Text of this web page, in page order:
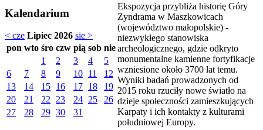
Kalendarium
< cze Lipiec 2026 sie >
pon wto śro czw pią sob nie
1
2 3 4
5
6
7 8 9 10 11
12
13
14 15 16 17 18
19
20
21 22 23 24 25
26
27
28 29 30 31
Ekspozycja przybliża historię Góry
Zyndrama w Maszkowicach
(województwo małopolskie) -
niezwykłego stanowiska
archeologicznego, gdzie odkryto
monumentalne kamienne fortyfikacje
wzniesione około 3700 lat temu.
Wyniki badań prowadzonych od
2015 roku rzuciły nowe światło na
dzieje społeczności zamieszkujących
Karpaty i ich kontakty z kulturami
południowej Europy.